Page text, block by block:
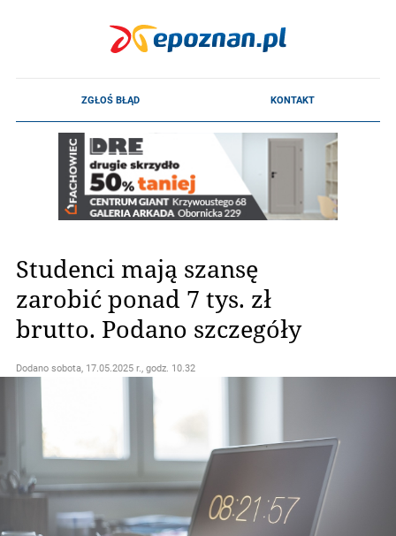
Studenci mają szansę
zarobić ponad 7 tys. zł
brutto. Podano szczegóły
Dodano sobota, 17.05.2025 r., godz. 10.32